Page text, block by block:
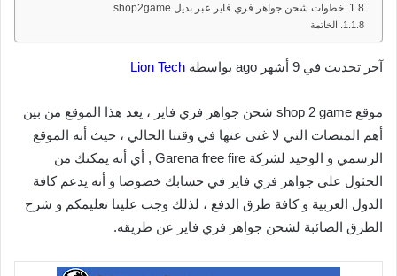
خطوات شحن جواهر فري فاير عبر بديل shop2game
الخاتمة
آخر تحديث في 9 أشهر ago بواسطة Lion Tech
موقع shop 2 game شحن جواهر فري فاير ، يعد هذا الموقع من بين
أهم المنصات التي لا غنى عنها في وقتنا الحالي ، حيث أنه الموقع
الرسمي و الوحيد لشركة Garena free fire , أي أنه يمكنك من
الحثول على جواهر فري فاير في حسابك خصوصا و أنه يدعم كافة
الدول العربية و كافة طرق الدفع ، لذلك وجب علينا تعليمكم و شرح
الطرق الصائبة لشحن جواهر فري فاير عن طريقه.